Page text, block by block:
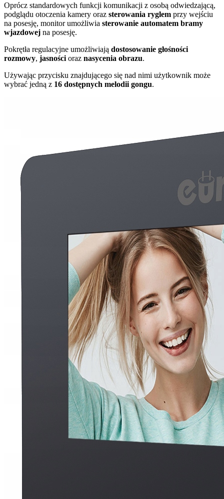
Oprócz standardowych funkcji komunikacji z osobą odwiedzającą,
podglądu otoczenia kamery oraz sterowania ryglem przy wejściu
na posesję, monitor umożliwia sterowanie automatem bramy
wjazdowej na posesję.
Pokrętła regulacyjne umożliwiają dostosowanie głośności
rozmowy, jasności oraz nasycenia obrazu.
Używając przycisku znajdującego się nad nimi użytkownik może
wybrać jedną z 16 dostępnych melodii gongu.